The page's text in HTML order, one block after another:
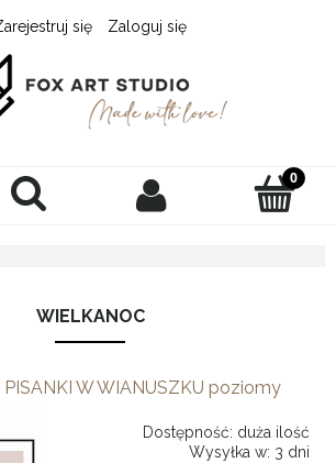
się Zaloguj się
WIELKANOC
PISANKI W WIANUSZKU poziomy
Dostępność: duża ilość
Wysyłka w: 3 dni